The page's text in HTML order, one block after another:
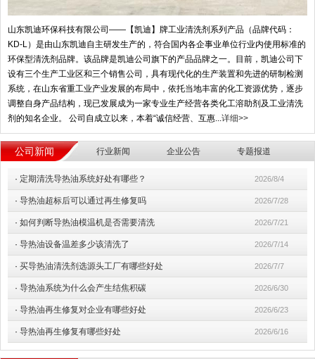
山东凯迪环保科技有限公司——【凯迪】牌工业清洗剂系列产品（品牌代码：
KD-L）是由山东凯迪自主研发生产的，符合国内各企事业单位行业内使用标准的
环保型清洗剂品牌。该品牌是凯迪公司旗下的产品品牌之一。目前，凯迪公司下
设有三个生产工业区和三个销售公司，具有现代化的生产装置和先进的研制检测
系统，在山东省重工业产业发展的布局中，依托当地丰富的化工资源优势，逐步
调整自身产品结构，现已发展成为一家专业生产经营各类化工溶助剂及工业清洗
剂的知名企业。 公司自成立以来，本着“诚信经营、互惠... 详细>>
公司新闻 行业新闻 企业公告 专题报道
· 定期清洗导热油系统好处有哪些？ 2026/8/4
· 导热油超标后可以通过再生修复吗 2026/7/28
· 如何判断导热油模温机是否需要清洗 2026/7/21
· 导热油设备温差多少该清洗了 2026/7/14
· 买导热油清洗剂选源头工厂有哪些好处 2026/7/7
· 导热油系统为什么会产生结焦积碳 2026/6/30
· 导热油再生修复对企业有哪些好处 2026/6/23
· 导热油再生修复有哪些好处 2026/6/16